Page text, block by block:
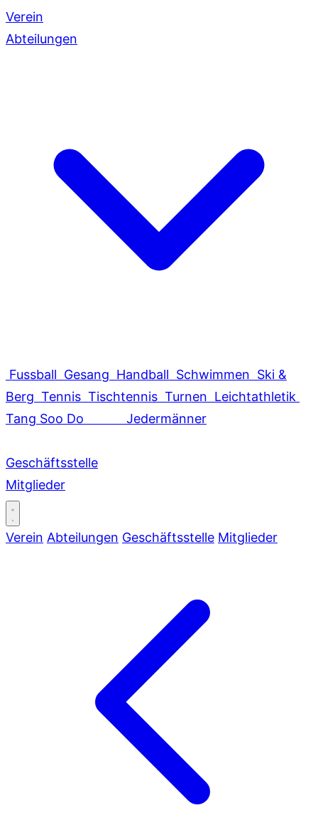
Verein
Abteilungen
Fussball Gesang Handball Schwimmen Ski &
Berg Tennis Tischtennis Turnen Leichtathletik
Tang Soo Do
Jedermänner
Geschäftsstelle
Mitglieder
Verein Abteilungen Geschäftsstelle Mitglieder